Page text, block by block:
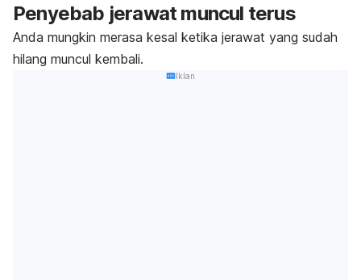
Penyebab jerawat muncul terus
Anda mungkin merasa kesal ketika jerawat yang sudah
hilang muncul kembali.
Iklan